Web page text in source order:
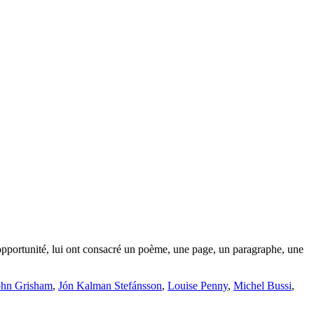
lui ont consacré un poème, une page, un paragraphe, une
Grisham, Jón Kalman Stefánsson, Louise Penny, Michel Bussi,